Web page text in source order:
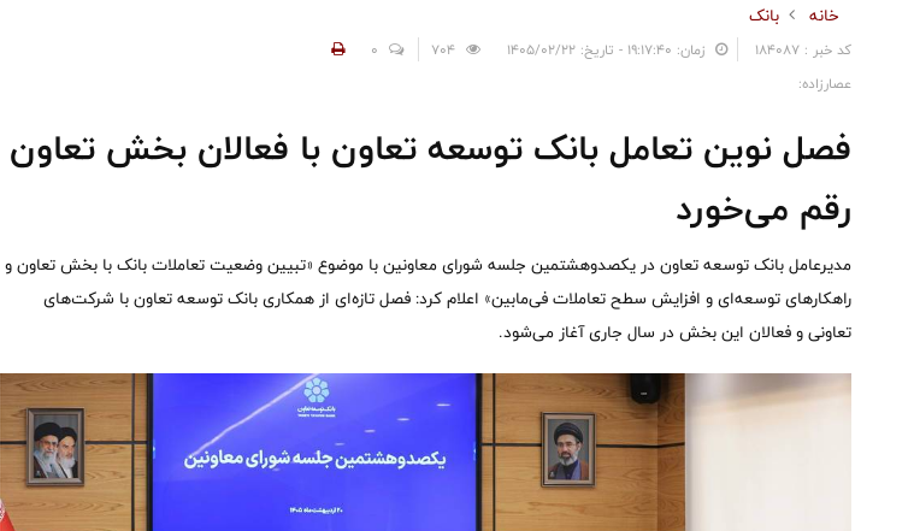
خانه بانک
کد خبر : 184087 زمان: ۱۹:۱۷:۴۰ - تاریخ: ۱۴۰۵/۰۲/۲۲
0
عصارزاده:
فصل نوین تعامل بانک توسعه تعاون با فعالان بخش تعاون
رقم می‌خورد
مدیرعامل بانک توسعه تعاون در یکصدوهشتمین جلسه شورای معاونین با موضوع «تبیین وضعیت تعاملات بانک با بخش تعاون و
راهکارهای توسعه‌ای و افزایش سطح تعاملات فی‌مابین» اعلام کرد: فصل تازه‌ای از همکاری بانک توسعه تعاون با شرکت‌های
تعاونی و فعالان این بخش در سال جاری آغاز می‌شود.